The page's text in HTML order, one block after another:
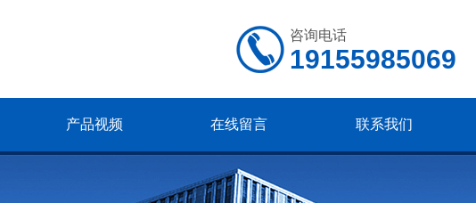
咨询电话
19155985069
产品视频 在线留言 联系我们